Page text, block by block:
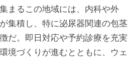
まるこの地域には、内科や外
集積し、特に泌尿器関連の包茎
だ。即日対応や予約診療を充実
境づくりが進むとともに、ウェ